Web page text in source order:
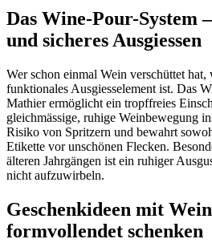
Das Wine-Pour-System
und sicheres Ausgiessen
Wer schon einmal Wein verschüttet
funktionales Ausgiesselement ist. Das
Mathier ermöglicht ein tropffreies
gleichmässige, ruhige Weinbewegung
Risiko von Spritzern und bewahrt
Etikette vor unschönen Flecken.
älteren Jahrgängen ist ein ruhiger
nicht aufzuwirbeln.
Geschenkideen mit
formvollendet schenken